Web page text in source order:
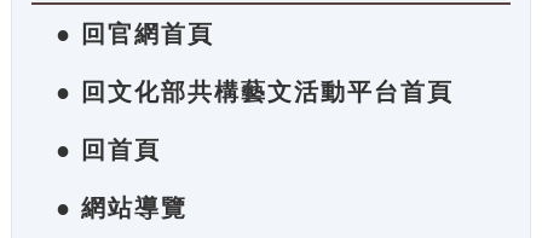
● 回官網首頁
● 回文化部共構藝文活動平台首頁
● 回首頁
● 網站導覽